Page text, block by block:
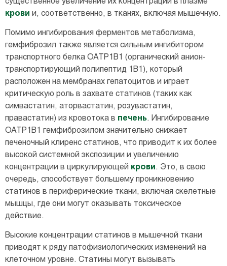
крови и, соответственно, в тканях, включая мышечную.
Помимо ингибирования ферментов метаболизма,
гемфиброзил также является сильным ингибитором
транспортного белка OATP1B1 (органический анион-
транспортирующий полипептид 1B1), который
расположен на мембранах гепатоцитов и играет
критическую роль в захвате статинов (таких как
симвастатин, аторвастатин, розувастатин,
правастатин) из кровотока в печень. Ингибирование
OATP1B1 гемфиброзилом значительно снижает
печеночный клиренс статинов, что приводит к их более
высокой системной экспозиции и увеличению
концентрации в циркулирующей крови . Это, в свою
очередь, способствует большему проникновению
статинов в периферические ткани, включая скелетные
мышцы, где они могут оказывать токсическое
действие.
Высокие концентрации статинов в мышечной ткани
приводят к ряду патофизиологических изменений на
клеточном уровне. Статины могут вызывать